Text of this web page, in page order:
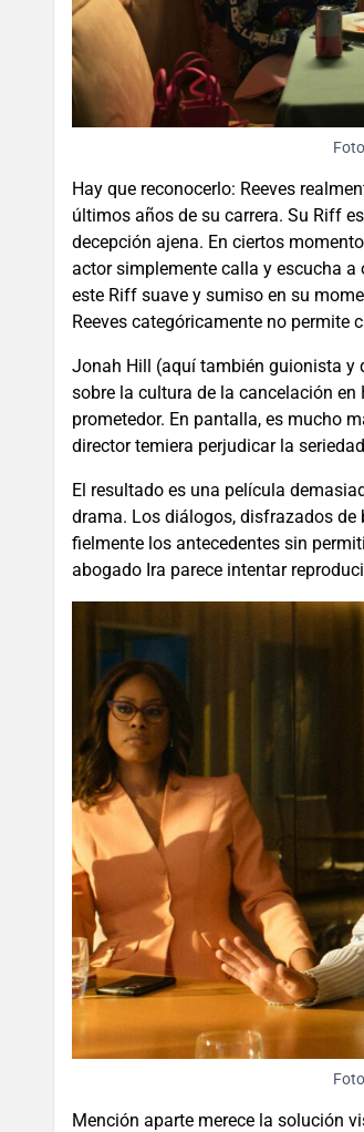
Hay que reconocerlo: Reeves
últimos años de su carrera. Su Riff
decepción ajena. En ciertos
actor simplemente calla y escucha a
este Riff suave y sumiso en su
Reeves categóricamente no permite
Jonah Hill (aquí también guionista y
sobre la cultura de la cancelación
prometedor. En pantalla, es mucho
director temiera perjudicar la
El resultado es una película
drama. Los diálogos, disfrazados
fielmente los antecedentes sin
abogado Ira parece intentar
Mención aparte merece la solución